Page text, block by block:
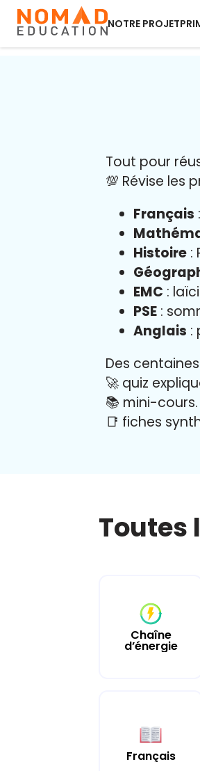
NOTRE PROJET
Tout pour
💯 Révise les
Français
Histoire :
EMC :
PSE :
Anglais :
Des
🚀 quiz
📚 mini-cours.
📑 fiches
Toutes
Chaîne
d’énergie
Français